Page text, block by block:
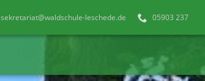
sekretariat@waldschule-leschede.de 05903 237